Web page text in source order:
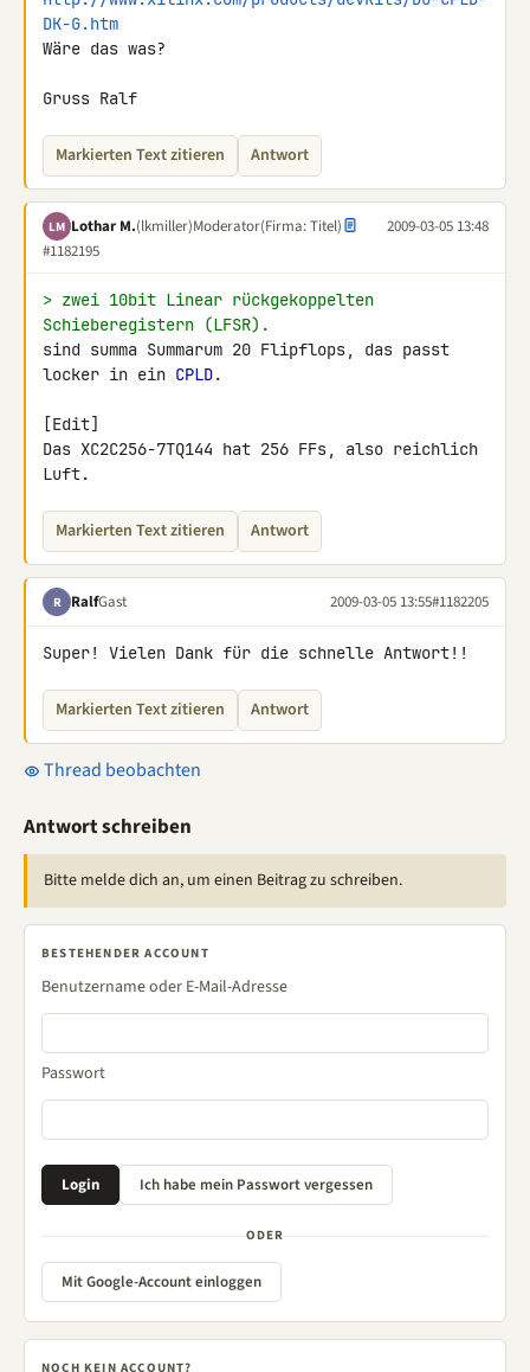
DK-G.htm
Wäre das was?
Gruss Ralf
Markierten Text zitieren Antwort
LM Lothar M.(lkmiller)Moderator(Firma: Titel)
2009-03-05 13:48
#1182195
> zwei 10bit Linear rückgekoppelten
Schieberegistern (LFSR).
sind summa Summarum 20 Flipflops, das passt
locker in ein CPLD.
[Edit]
Das XC2C256-7TQ144 hat 256 FFs, also reichlich
Luft.
Markierten Text zitieren Antwort
R RalfGast 2009-03-05 13:55#1182205
Super! Vielen Dank für die schnelle Antwort!!
Markierten Text zitieren Antwort
Thread beobachten
Antwort schreiben
Bitte melde dich an, um einen Beitrag zu schreiben.
BESTEHENDER ACCOUNT
Benutzername oder E-Mail-Adresse
Passwort
ODER
Mit Google-Account einloggen
NOCH KEIN ACCOUNT?